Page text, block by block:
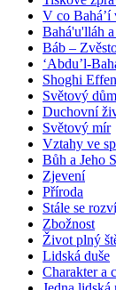
V co Bahá’í
Bahá'u'lláh
Báb –
‘Abdu’l-
Shoghi
Světový
Duchovní
Světový mír
Vztahy ve
Bůh a Jeho
Zjevení
Příroda
Stále se
Zbožnost
Život plný
Lidská duše
Charakter a